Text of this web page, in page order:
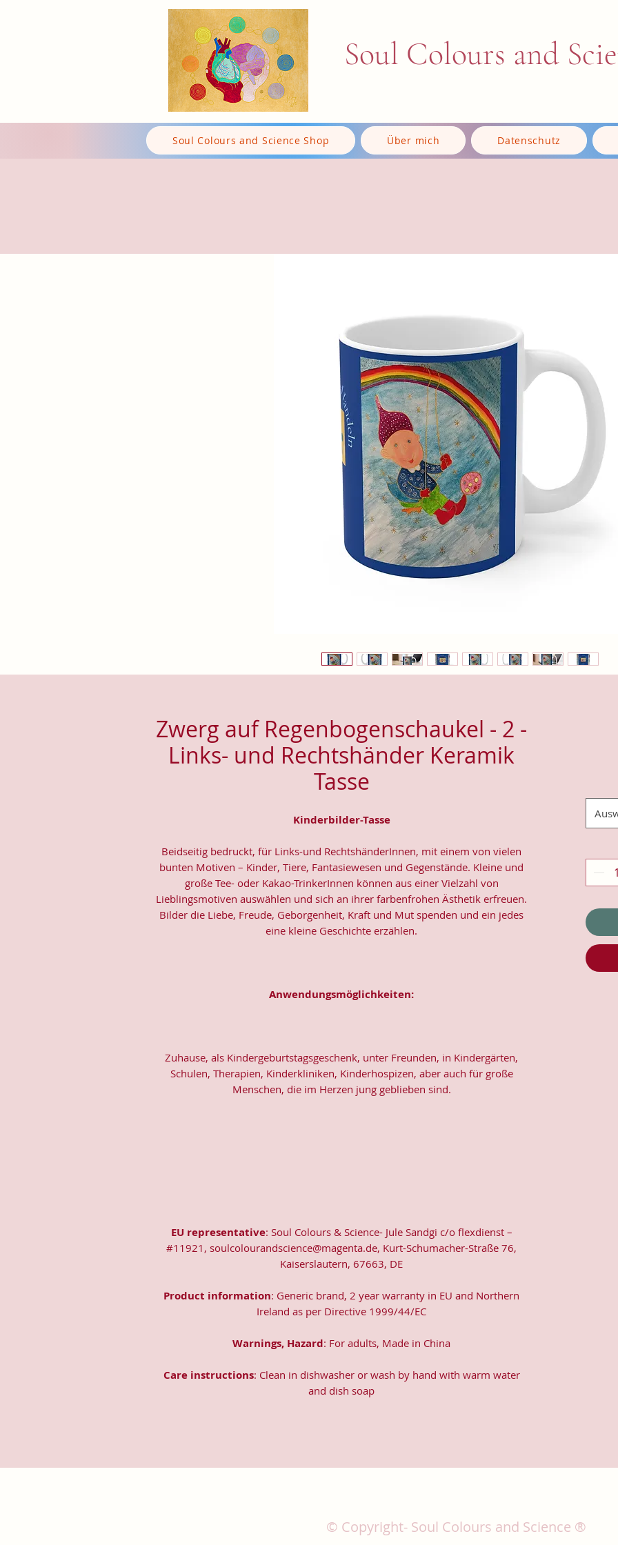
Soul Colours and
Soul Colours and Science Shop Über mich Datenschutz
Zwerg auf Regenbogenschaukel - 2 -
Links- und Rechtshänder Keramik
Tasse
Kinderbilder-Tasse
Beidseitig bedruckt, für Links-und RechtshänderInnen, mit einem von vielen
bunten Motiven – Kinder, Tiere, Fantasiewesen und Gegenstände. Kleine und
große Tee- oder Kakao-TrinkerInnen können aus einer Vielzahl von
Lieblingsmotiven auswählen und sich an ihrer farbenfrohen Ästhetik erfreuen.
Bilder die Liebe, Freude, Geborgenheit, Kraft und Mut spenden und ein jedes
eine kleine Geschichte erzählen.
Anwendungsmöglichkeiten:
Zuhause, als Kindergeburtstagsgeschenk, unter Freunden, in Kindergärten,
Schulen, Therapien, Kinderkliniken, Kinderhospizen, aber auch für große
Menschen, die im Herzen jung geblieben sind.
EU representative: Soul Colours & Science- Jule Sandgi c/o flexdienst –
#11921, soulcolourandscience@magenta.de, Kurt-Schumacher-Straße 76,
Kaiserslautern, 67663, DE
Product information: Generic brand, 2 year warranty in EU and Northern
Ireland as per Directive 1999/44/EC
Warnings, Hazard: For adults, Made in China
Care instructions: Clean in dishwasher or wash by hand with warm water
and dish soap
© Copyright- Soul Colours and Science ®